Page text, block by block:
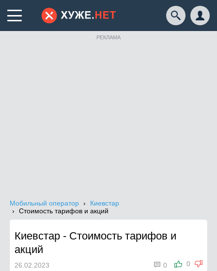
РЕКЛАМА
Мобильный оператор
Киевстар
Стоимость тарифов и акций
Киевстар - Стоимость тарифов и
акций
0
 0
26.02.2023